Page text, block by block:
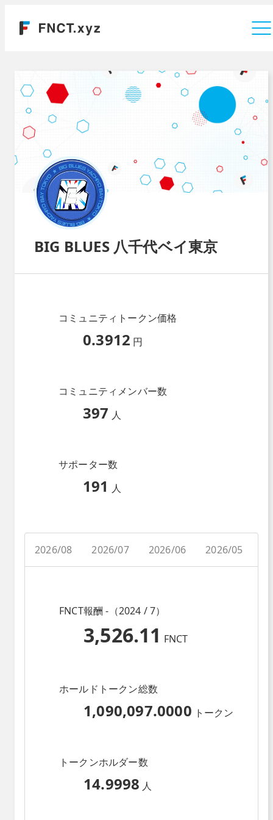
BIG BLUES 八千代ベイ東京
コミュニティトークン価格
0.3912 円
コミュニティメンバー数
397 人
サポーター数
191 人
2026/08 2026/07 2026/06 2026/05
FNCT報酬 -（2024 / 7）
3,526.11 FNCT
ホールドトークン総数
1,090,097.0000 トークン
トークンホルダー数
14.9998 人